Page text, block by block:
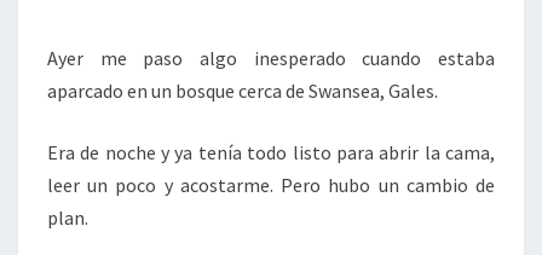
Ayer me paso algo inesperado cuando estaba
aparcado en un bosque cerca de Swansea, Gales.
Era de noche y ya tenía todo listo para abrir la cama,
leer un poco y acostarme. Pero hubo un cambio de
plan.